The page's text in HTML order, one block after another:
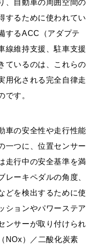
、自動車の周囲空間の
するために使われてい
するACC（アダプテ
線維持支援、駐車支援
ているのは、これらの
用化される完全自律走
です。
車の安全性や走行性能
一つに、位置センサー
走行中の安全基準を満
レーキペダルの角度、
どを検出するために使
ションやパワーステア
ンサーが取り付けられ
NOx）／二酸化炭素